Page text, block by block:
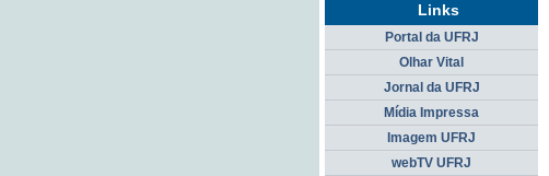
Links
Portal da UFRJ
Olhar Vital
Jornal da UFRJ
Mídia Impressa
Imagem UFRJ
webTV UFRJ